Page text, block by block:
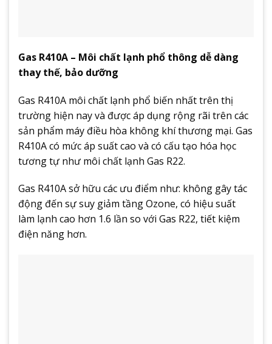
Gas R410A – Môi chất lạnh phổ thông dễ dàng
thay thế, bảo dưỡng
Gas R410A môi chất lạnh phổ biến nhất trên thị
trường hiện nay và được áp dụng rộng rãi trên các
sản phẩm máy điều hòa không khí thương mại. Gas
R410A có mức áp suất cao và có cấu tạo hóa học
tương tự như môi chất lạnh Gas R22.
Gas R410A sở hữu các ưu điểm như: không gây tác
động đến sự suy giảm tầng Ozone, có hiệu suất
làm lạnh cao hơn 1.6 lần so với Gas R22, tiết kiệm
điện năng hơn.